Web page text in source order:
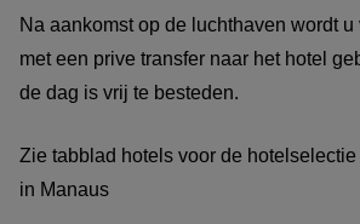
Na aankomst op de luchthaven wordt
met een prive transfer naar het hotel
de dag is vrij te besteden.
Zie tabblad hotels voor de
in Manaus